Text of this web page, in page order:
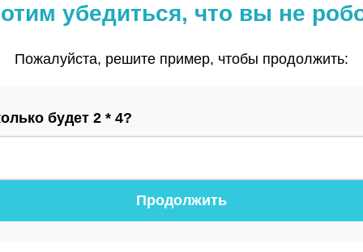
убедиться, что вы не
Пожалуйста, решите пример, чтобы продолжить:
будет 2 * 4?
Продолжить